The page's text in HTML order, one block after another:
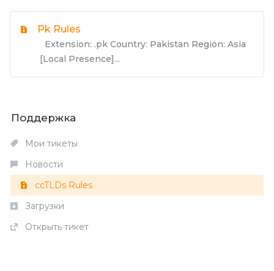
Pk Rules
Extension: .pk Country: Pakistan Region: Asia
[Local Presence]...
Поддержка
Мои тикеты
Новости
ccTLDs Rules
Загрузки
Открыть тикет